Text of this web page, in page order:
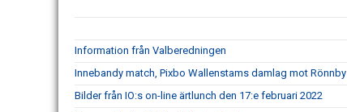
Information från Valberedningen
Innebandy match, Pixbo Wallenstams damlag mot Rönnby
Bilder från IO:s on-line ärtlunch den 17:e februari 2022